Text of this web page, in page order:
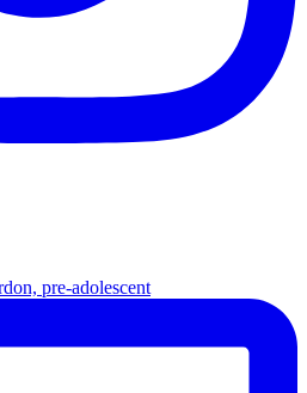
pre-adolescent